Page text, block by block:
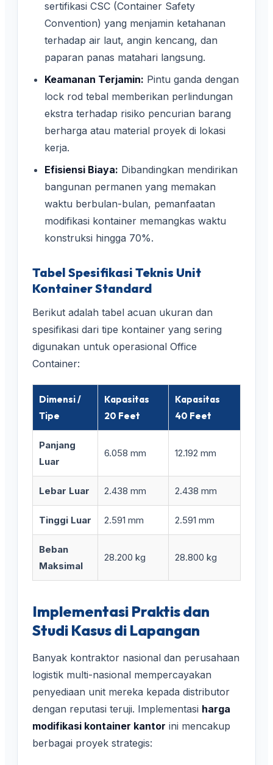
sertifikasi CSC (Container Safety
Convention) yang menjamin ketahanan
terhadap air laut, angin kencang, dan
paparan panas matahari langsung.
Keamanan Terjamin: Pintu ganda dengan
lock rod tebal memberikan perlindungan
ekstra terhadap risiko pencurian barang
berharga atau material proyek di lokasi
kerja.
Efisiensi Biaya: Dibandingkan mendirikan
bangunan permanen yang memakan
waktu berbulan-bulan, pemanfaatan
modifikasi kontainer memangkas waktu
konstruksi hingga 70%.
Tabel Spesifikasi Teknis Unit
Kontainer Standard
Berikut adalah tabel acuan ukuran dan
spesifikasi dari tipe kontainer yang sering
digunakan untuk operasional Office
Container:
Dimensi /
Tipe
Kapasitas
20 Feet
Kapasitas
40 Feet
Panjang
Luar
6.058 mm 12.192 mm
Lebar Luar 2.438 mm 2.438 mm
Tinggi Luar 2.591 mm 2.591 mm
Beban
Maksimal
28.200 kg 28.800 kg
Implementasi Praktis dan
Studi Kasus di Lapangan
Banyak kontraktor nasional dan perusahaan
logistik multi-nasional mempercayakan
penyediaan unit mereka kepada distributor
dengan reputasi teruji. Implementasi harga
modifikasi kontainer kantor ini mencakup
berbagai proyek strategis: